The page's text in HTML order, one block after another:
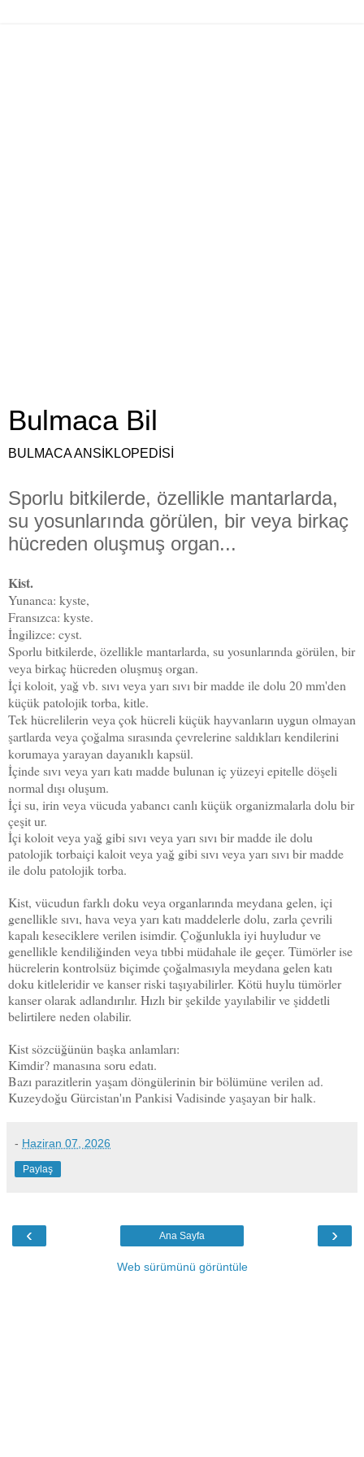
Bulmaca Bil
BULMACA ANSİKLOPEDİSİ
Sporlu bitkilerde, özellikle mantarlarda,
su yosunlarında görülen, bir veya birkaç
hücreden oluşmuş organ...
Kist.
Yunanca: kyste,
Fransızca: kyste.
İngilizce: cyst.
Sporlu bitkilerde, özellikle mantarlarda, su yosunlarında görülen, bir
veya birkaç hücreden oluşmuş organ.
İçi koloit, yağ vb. sıvı veya yarı sıvı bir madde ile dolu 20 mm'den
küçük patolojik torba, kitle.
Tek hücrelilerin veya çok hücreli küçük hayvanların uygun olmayan
şartlarda veya çoğalma sırasında çevrelerine saldıkları kendilerini
korumaya yarayan dayanıklı kapsül.
İçinde sıvı veya yarı katı madde bulunan iç yüzeyi epitelle döşeli
normal dışı oluşum.
İçi su, irin veya vücuda yabancı canlı küçük organizmalarla dolu bir
çeşit ur.
İçi koloit veya yağ gibi sıvı veya yarı sıvı bir madde ile dolu
patolojik torbaiçi kaloit veya yağ gibi sıvı veya yarı sıvı bir madde
ile dolu patolojik torba.
Kist, vücudun farklı doku veya organlarında meydana gelen, içi
genellikle sıvı, hava veya yarı katı maddelerle dolu, zarla çevrili
kapalı keseciklere verilen isimdir. Çoğunlukla iyi huyludur ve
genellikle kendiliğinden veya tıbbi müdahale ile geçer. Tümörler ise
hücrelerin kontrolsüz biçimde çoğalmasıyla meydana gelen katı
doku kitleleridir ve kanser riski taşıyabilirler. Kötü huylu tümörler
kanser olarak adlandırılır. Hızlı bir şekilde yayılabilir ve şiddetli
belirtilere neden olabilir.
Kist sözcüğünün başka anlamları:
Kimdir? manasına soru edatı.
Bazı parazitlerin yaşam döngülerinin bir bölümüne verilen ad.
Kuzeydoğu Gürcistan'ın Pankisi Vadisinde yaşayan bir halk.
- Haziran 07, 2026
Paylaş
‹ ›
Ana Sayfa
Web sürümünü görüntüle